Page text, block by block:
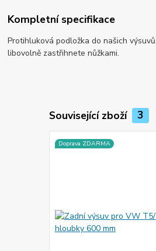
Kompletní specifikace
Protihluková podložka do našich
libovolně zastřihnete nůžkami.
Související zboží 3
Doprava ZDARMA